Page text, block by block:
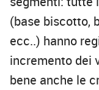
(base biscotto,
ecc..) hanno
incremento dei
bene anche le